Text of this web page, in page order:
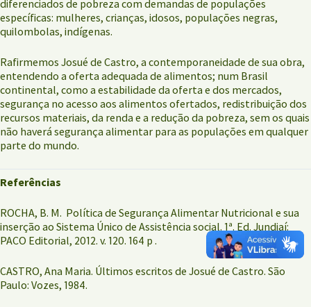
diferenciados de pobreza com demandas de populações
específicas: mulheres, crianças, idosos, populações negras,
quilombolas, indígenas.
Rafirmemos Josué de Castro, a contemporaneidade de sua obra,
entendendo a oferta adequada de alimentos; num Brasil
continental, como a estabilidade da oferta e dos mercados,
segurança no acesso aos alimentos ofertados, redistribuição dos
recursos materiais, da renda e a redução da pobreza, sem os quais
não haverá segurança alimentar para as populações em qualquer
parte do mundo.
Referências
ROCHA, B. M. Política de Segurança Alimentar Nutricional e sua
inserção ao Sistema Único de Assistência social. 1ª. Ed. Jundiaí:
PACO Editorial, 2012. v. 120. 164 p .
CASTRO, Ana Maria. Últimos escritos de Josué de Castro. São
Paulo: Vozes, 1984.